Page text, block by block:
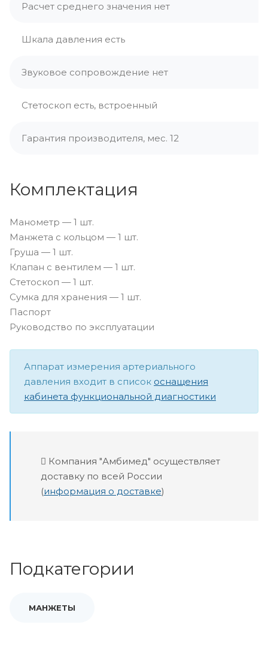
Расчет среднего значения нет
Шкала давления есть
Звуковое сопровождение нет
Стетоскоп есть, встроенный
Гарантия производителя, мес. 12
Комплектация
Манометр — 1 шт.
Манжета с кольцом — 1 шт.
Груша — 1 шт.
Клапан с вентилем — 1 шт.
Стетоскоп — 1 шт.
Сумка для хранения — 1 шт.
Паспорт
Руководство по эксплуатации
Аппарат измерения артериального
давления входит в список оснащения
кабинета функциональной диагностики
Компания "Амбимед" осуществляет
доставку по всей России
(информация о доставке)
Подкатегории
МАНЖЕТЫ